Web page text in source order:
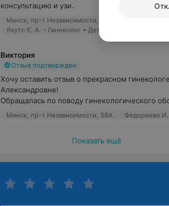
консультацию и узи.
Минск, пр-т Независимости, 58А
Якуто Е. А. - Гинеколог • Детский гинеколог
Виктория
Отзыв подтвержден
Хочу оставить отзыв о прекрасном
Александровне!
Обращалась по поводу гинекологического
Минск, пр-т Независимости, 58А Федореева
Показать ещё